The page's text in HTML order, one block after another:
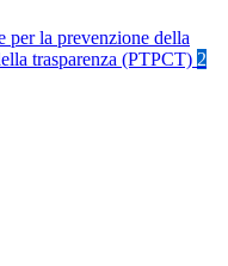
per la prevenzione della
trasparenza (PTPCT) 2